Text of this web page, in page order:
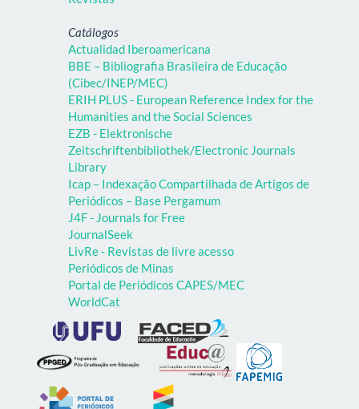
Catálogos
Actualidad Iberoamericana
BBE – Bibliografia Brasileira de Educação
(Cibec/INEP/MEC)
ERIH PLUS - European Reference Index for the
Humanities and the Social Sciences
EZB - Elektronische
Zeitschriftenbibliothek/Electronic Journals
Library
Icap – Indexação Compartilhada de Artigos de
Periódicos – Base Pergamum
J4F - Journals for Free
JournalSeek
LivRe - Revistas de livre acesso
Periódicos de Minas
Portal de Periódicos CAPES/MEC
WorldCat